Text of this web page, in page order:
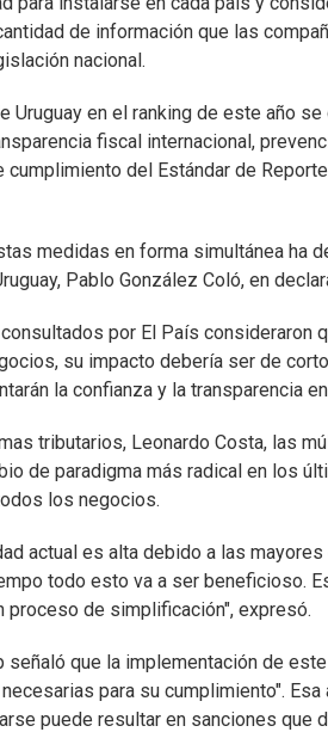
de información que las
nacional.
Uruguay en el ranking de este año
fiscal internacional,
del Estándar de
medidas en forma simultánea ha
Pablo González Coló, en
por El País consideraron
su impacto debería ser de
la confianza y la transparencia
tributarios, Leonardo Costa, las
de paradigma más radical en los
los negocios.
actual es alta debido a las
todo esto va a ser beneficioso.
proceso de simplificación", expresó.
señaló que la implementación de
para su cumplimiento".
puede resultar en sanciones que